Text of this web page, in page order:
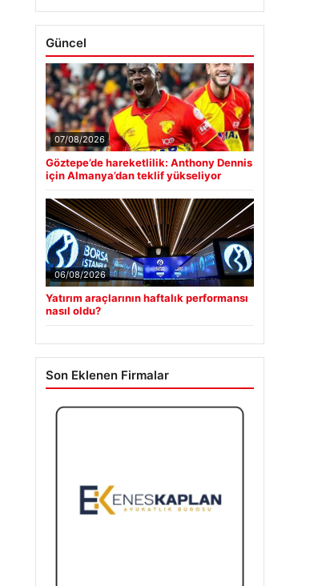
Güncel
07/08/2026
Göztepe’de hareketlilik: Anthony Dennis
için Almanya’dan teklif yükseliyor
06/08/2026
Yatırım araçlarının haftalık performansı
nasıl oldu?
Son Eklenen Firmalar